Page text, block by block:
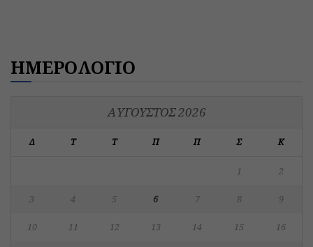
ΗΜΕΡΟΛΟΓΙΟ
ΑΎΓΟΥΣΤΟΣ 2026
Δ Τ Τ Π Π Σ Κ
1 2
3 4 5 6 7 8 9
10 11 12 13 14 15 16